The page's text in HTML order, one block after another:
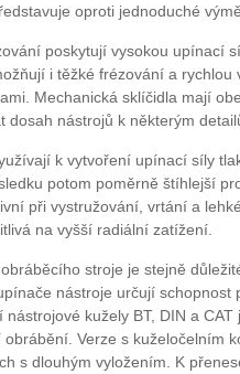
oproti jednoduché
poskytují vysokou upínací
i těžké frézování a
Mechanická sklíčidla mají
dosah nástrojů k některým
k vytvoření upínací síly
potom poměrně štíhlejší
při vystružování, vrtání a
na vyšší radiální zatížení.
stroje je stejně
nástroje určují
kužely BT, DIN a
Verze s kuželočelním
s dlouhým vyložením. K